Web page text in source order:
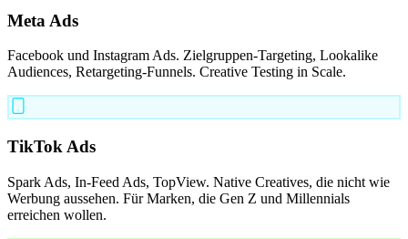
Meta Ads
Facebook und Instagram Ads. Zielgruppen-Targeting, Lookalike
Audiences, Retargeting-Funnels. Creative Testing in Scale.
TikTok Ads
Spark Ads, In-Feed Ads, TopView. Native Creatives, die nicht wie
Werbung aussehen. Für Marken, die Gen Z und Millennials
erreichen wollen.